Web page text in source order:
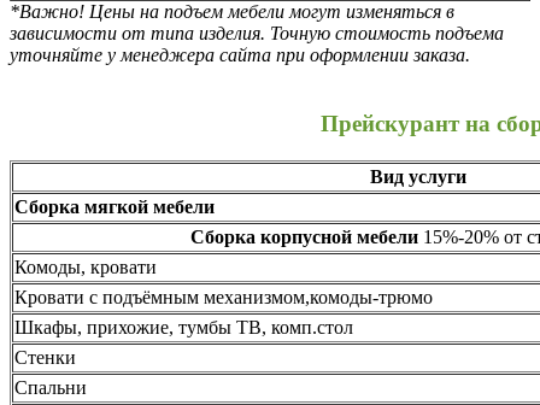
*Важно! Цены на подъем мебели могут изменяться в
зависимости от типа изделия. Точную стоимость подъема
уточняйте у менеджера сайта при оформлении заказа.
Прейскурант на
Вид услуги
Сборка мягкой мебели
Сборка корпусной мебели15%-20% от
Комоды, кровати
Кровати с подъёмным механизмом,комоды-трюмо
Шкафы, прихожие, тумбы ТВ, комп.стол
Стенки
Спальни